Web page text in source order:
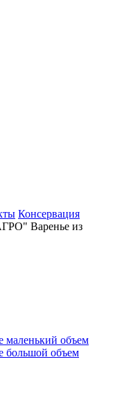
Консервация
Варенье из
маленький объем
большой объем